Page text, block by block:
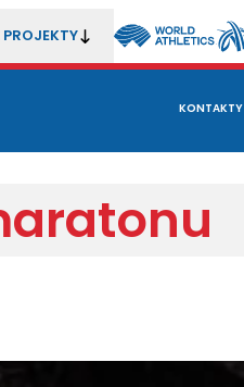
PROJEKTY
KONTAKTY